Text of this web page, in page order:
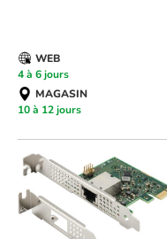
WEB
4 à 6 jours
MAGASIN
10 à 12 jours